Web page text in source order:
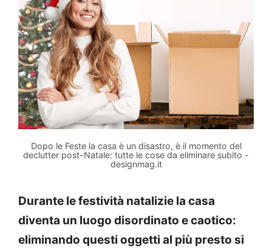
Dopo le Feste la casa è un disastro, è il momento del
declutter post-Natale: tutte le cose da eliminare subito -
designmag.it
Durante le festività natalizie la casa
diventa un luogo disordinato e caotico:
eliminando questi oggetti al più presto si